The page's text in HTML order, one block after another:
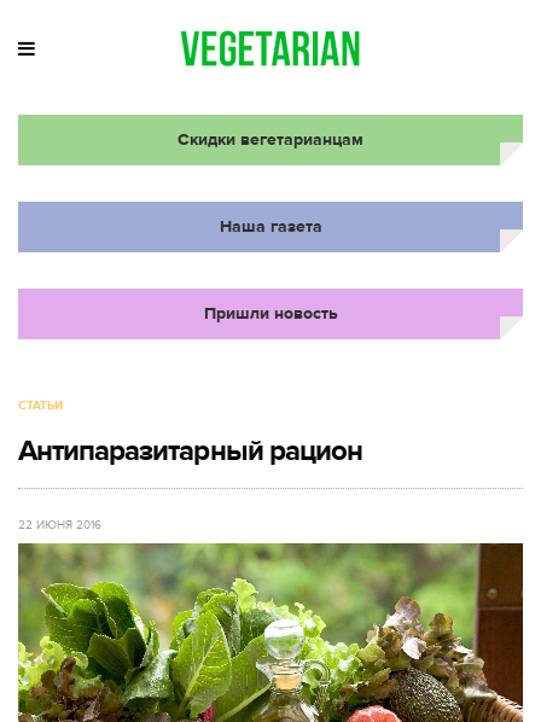
Скидки вегетарианцам
Наша газета
Пришли новость
СТАТЬИ
Антипаразитарный рацион
22 ИЮНЯ 2016